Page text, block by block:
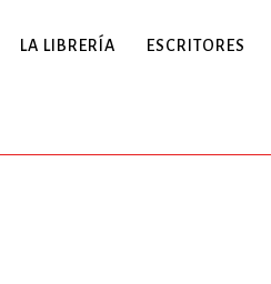
LA LIBRERÍA ESCRITORES